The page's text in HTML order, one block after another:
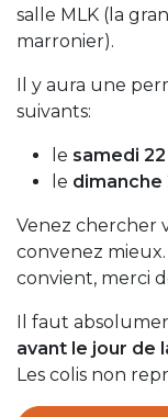
salle MLK (la
marronier).
Il y aura une
suivants:
le samedi
le dimanche
Venez chercher
convenez
convient, merci
Il faut
avant le jour de
Les colis non